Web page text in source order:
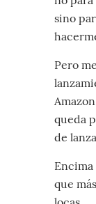
sino
Pero
queda
de
que